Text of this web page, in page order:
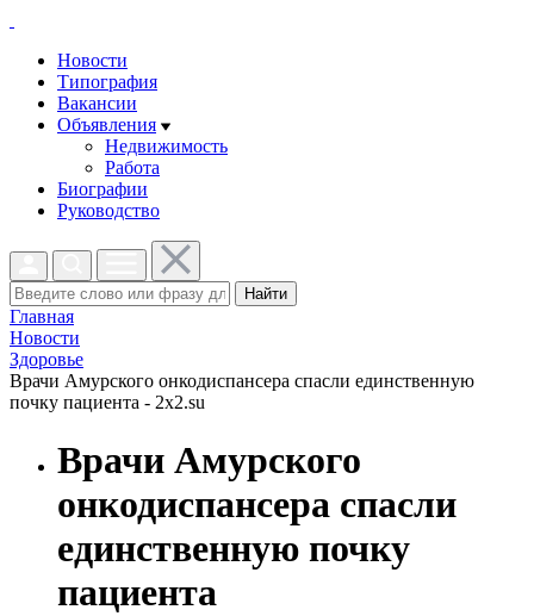
Новости
Типография
Вакансии
Объявления
Недвижимость
Работа
Биографии
Руководство
Найти
Главная
Новости
Здоровье
Врачи Амурского онкодиспансера спасли единственную
почку пациента - 2x2.su
Врачи Амурского
онкодиспансера спасли
единственную почку
пациента